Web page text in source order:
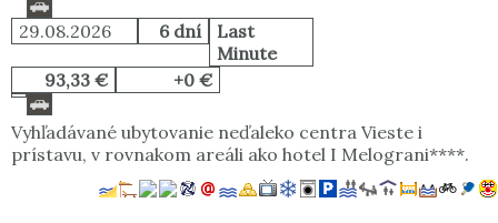
29.08.2026 6 dní
Last
Minute
93,33 €
+0 €
Vyhľadávané ubytovanie neďaleko centra Vieste i
prístavu, v rovnakom areáli ako hotel I Melograni****.